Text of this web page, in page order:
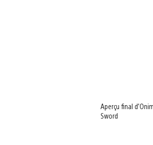
Aperçu final
Sword